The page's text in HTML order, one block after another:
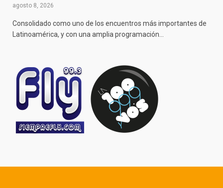
agosto 8, 2026
Consolidado como uno de los encuentros más importantes de
Latinoamérica, y con una amplia programación…